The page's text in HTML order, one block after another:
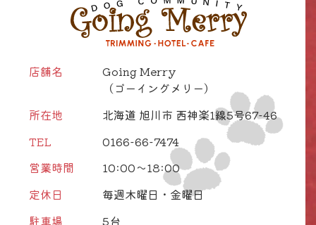
店舗名
Going Merry
（ゴーイングメリー）
所在地
北海道 旭川市 西神楽1線5号67-46
TEL
0166-66-7474
営業時間
10:00～18:00
定休日
毎週木曜日・金曜日
駐車場
5台